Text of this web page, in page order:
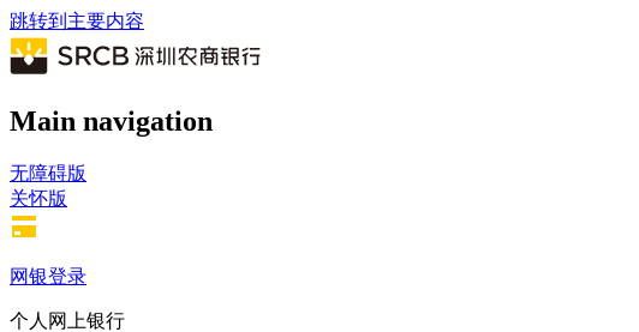
跳转到主要内容
Main navigation
无障碍版
关怀版
网银登录
个人网上银行